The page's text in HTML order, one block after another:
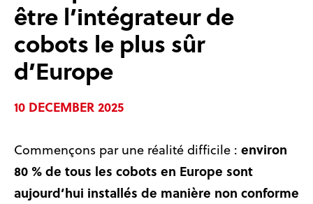
être l’intégrateur de
cobots le plus sûr
d’Europe
10 DECEMBER 2025
Commençons par une réalité difficile : environ
80 % de tous les cobots en Europe sont
aujourd’hui installés de manière non conforme